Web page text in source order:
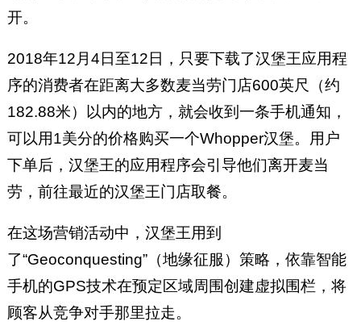
开。
2018年12月4日至12日，只要下载了汉堡王应用程
序的消费者在距离大多数麦当劳门店600英尺（约
182.88米）以内的地方，就会收到一条手机通知，
可以用1美分的价格购买一个Whopper汉堡。用户
下单后，汉堡王的应用程序会引导他们离开麦当
劳，前往最近的汉堡王门店取餐。
在这场营销活动中，汉堡王用到
了“Geoconquesting”（地缘征服）策略，依靠智能
手机的GPS技术在预定区域周围创建虚拟围栏，将
顾客从竞争对手那里拉走。